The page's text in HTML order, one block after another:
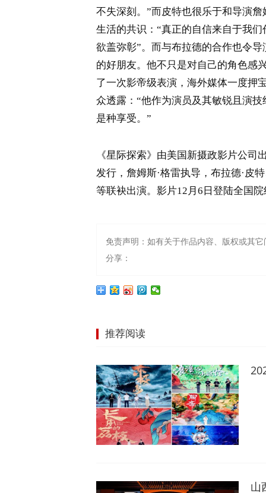
不失深刻。”而皮特也很乐于和导演
生活的共识：“真正的自信来自于我
欲盖弥彰”。而与布拉德的合作也令
的好朋友。他不只是对自己的角色感
了一次影帝级表演，海外媒体一度押
众透露：“他作为演员及其敏锐且演
是种享受。”
《星际探索》由美国新摄政影片公
发行，詹姆斯·格雷执导，布拉德·皮
等联袂出演。影片12月6日登陆全国院
免责声明：如有关于作品内容、版权或其
分享：
推荐阅读
山